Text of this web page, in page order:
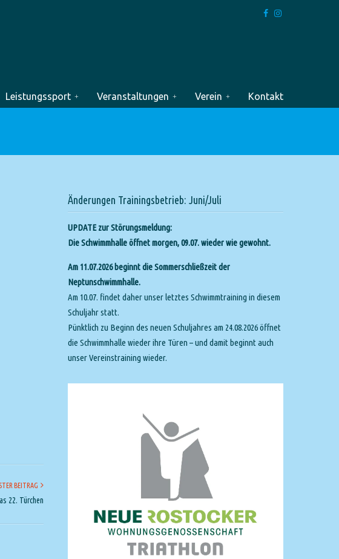
Leistungssport Veranstaltungen Verein Kontakt
BEITRAG
22. Türchen
Änderungen Trainingsbetrieb: Juni/Juli
UPDATE zur Störungsmeldung:
Die Schwimmhalle öffnet morgen, 09.07. wieder wie gewohnt.
Am 11.07.2026 beginnt die Sommerschließzeit der
Neptunschwimmhalle.
Am 10.07. findet daher unser letztes Schwimmtraining in diesem
Schuljahr statt.
Pünktlich zu Beginn des neuen Schuljahres am 24.08.2026 öffnet
die Schwimmhalle wieder ihre Türen – und damit beginnt auch
unser Vereinstraining wieder.